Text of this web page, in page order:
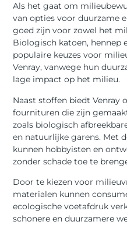
Als het gaat om
van opties voor duurzame
goed zijn voor zowel het
Biologisch katoen, hennep
populaire keuzes voor
Venray, vanwege hun
lage impact op het milieu.
Naast stoffen biedt Venray
fournituren die zijn
zoals biologisch
en natuurlijke garens. Met
kunnen hobbyisten en
zonder schade toe te
Door te kiezen voor
materialen kunnen
ecologische voetafdruk
schonere en duurzamere